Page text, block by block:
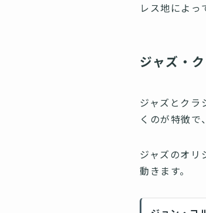
レス地によっ
ジャズ・
ジャズとクラ
くのが特徴で
ジャズのオリ
動きます。